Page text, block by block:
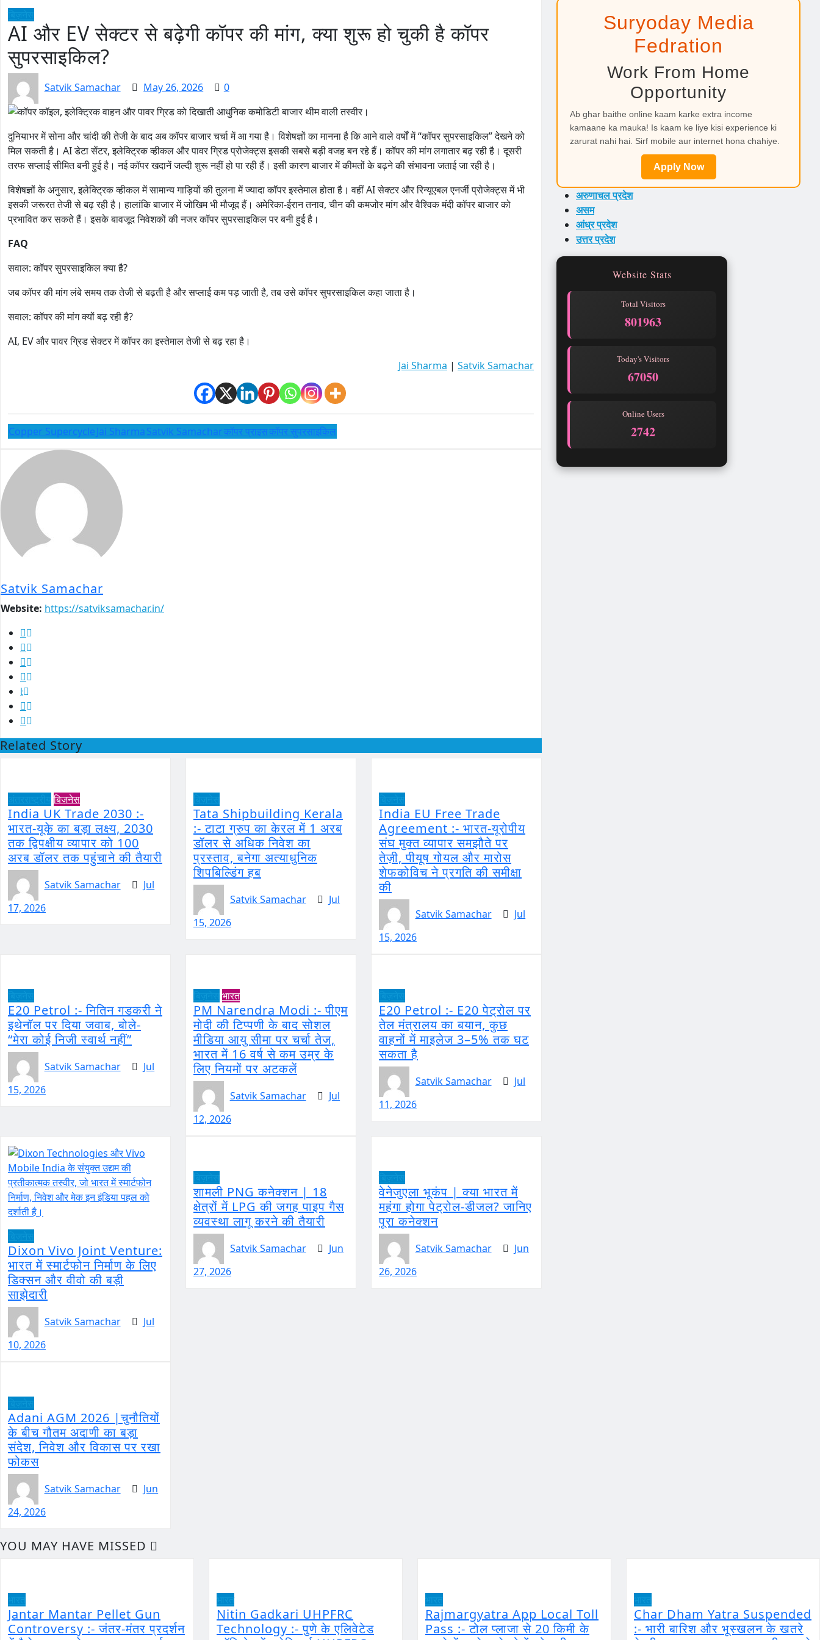
AI और EV सेक्टर से बढ़ेगी कॉपर की मांग, क्या शुरू हो चुकी है कॉपर
सुपरसाइकिल?
Satvik Samachar May 26, 2026 0
दुनियाभर में सोना और चांदी की तेजी के बाद अब कॉपर बाजार चर्चा में आ गया है। विशेषज्ञों का मानना है कि आने वाले वर्षों में “कॉपर सुपरसाइकिल” देखने को
मिल सकती है। AI डेटा सेंटर, इलेक्ट्रिक व्हीकल और पावर ग्रिड प्रोजेक्ट्स इसकी सबसे बड़ी वजह बन रहे हैं। कॉपर की मांग लगातार बढ़ रही है। दूसरी
तरफ सप्लाई सीमित बनी हुई है। नई कॉपर खदानें जल्दी शुरू नहीं हो पा रही हैं। इसी कारण बाजार में कीमतों के बढ़ने की संभावना जताई जा रही है।
विशेषज्ञों के अनुसार, इलेक्ट्रिक व्हीकल में सामान्य गाड़ियों की तुलना में ज्यादा कॉपर इस्तेमाल होता है। वहीं AI सेक्टर और रिन्यूएबल एनर्जी प्रोजेक्ट्स में भी
इसकी जरूरत तेजी से बढ़ रही है। हालांकि बाजार में जोखिम भी मौजूद हैं। अमेरिका-ईरान तनाव, चीन की कमजोर मांग और वैश्विक मंदी कॉपर बाजार को
प्रभावित कर सकते हैं। इसके बावजूद निवेशकों की नजर कॉपर सुपरसाइकिल पर बनी हुई है।
FAQ
सवाल: कॉपर सुपरसाइकिल क्या है?
जब कॉपर की मांग लंबे समय तक तेजी से बढ़ती है और सप्लाई कम पड़ जाती है, तब उसे कॉपर सुपरसाइकिल कहा जाता है।
सवाल: कॉपर की मांग क्यों बढ़ रही है?
AI, EV और पावर ग्रिड सेक्टर में कॉपर का इस्तेमाल तेजी से बढ़ रहा है।
Jai Sharma | Satvik Samachar
Copper SupercycleJai SharmaSatvik Samacharकॉपर प्राइसकॉपर सुपरसाइकिल
Satvik Samachar
Website: https://satviksamachar.in/
Related Story
बिज़नेस
India UK Trade 2030 :-
भारत-यूके का बड़ा लक्ष्य, 2030
तक द्विपक्षीय व्यापार को 100
अरब डॉलर तक पहुंचाने की तैयारी
Satvik Samachar
Jul
17, 2026
बिज़नेस
Tata Shipbuilding Kerala
:- टाटा ग्रुप का केरल में 1 अरब
डॉलर से अधिक निवेश का
प्रस्ताव, बनेगा अत्याधुनिक
शिपबिल्डिंग हब
Satvik Samachar
Jul
15, 2026
बिज़नेस
India EU Free Trade
Agreement :- भारत-यूरोपीय
संघ मुक्त व्यापार समझौते पर
तेज़ी, पीयूष गोयल और मारोस
शेफकोविच ने प्रगति की समीक्षा
की
Satvik Samachar
Jul
15, 2026
E20 Petrol :- नितिन गडकरी ने
इथेनॉल पर दिया जवाब, बोले-
“मेरा कोई निजी स्वार्थ नहीं”
Satvik Samachar
Jul
15, 2026
बिज़नेस भारत
PM Narendra Modi :- पीएम
मोदी की टिप्पणी के बाद सोशल
मीडिया आयु सीमा पर चर्चा तेज,
भारत में 16 वर्ष से कम उम्र के
लिए नियमों पर अटकलें
Satvik Samachar
Jul
12, 2026
बिज़नेस
E20 Petrol :- E20 पेट्रोल पर
तेल मंत्रालय का बयान, कुछ
वाहनों में माइलेज 3–5% तक घट
सकता है
Satvik Samachar
Jul
11, 2026
Dixon Vivo Joint Venture:
भारत में स्मार्टफोन निर्माण के लिए
डिक्सन और वीवो की बड़ी
साझेदारी
Satvik Samachar
Jul
10, 2026
बिज़नेस
शामली PNG कनेक्शन | 18
क्षेत्रों में LPG की जगह पाइप गैस
व्यवस्था लागू करने की तैयारी
Satvik Samachar
Jun
27, 2026
बिज़नेस
वेनेजुएला भूकंप | क्या भारत में
महंगा होगा पेट्रोल-डीजल? जानिए
पूरा कनेक्शन
Satvik Samachar
Jun
26, 2026
Adani AGM 2026 |चुनौतियों
के बीच गौतम अदाणी का बड़ा
संदेश, निवेश और विकास पर रखा
फोकस
Satvik Samachar
Jun
24, 2026
Suryoday Media
Fedration
Work From Home
Opportunity
Ab ghar baithe online kaam karke extra income
kamaane ka mauka! Is kaam ke liye kisi experience ki
zarurat nahi hai. Sirf mobile aur internet hona chahiye.
Apply Now
अरुणाचल प्रदेश
असम
आंध्र प्रदेश
उत्तर प्रदेश
Website Stats
Total Visitors
801963
Today's Visitors
67050
Online Users
2742
YOU MAY HAVE MISSED
Jantar Mantar Pellet Gun
Controversy :- जंतर-मंतर प्रदर्शन
Nitin Gadkari UHPFRC
Technology :- पुणे के एलिवेटेड
Rajmargyatra App Local Toll
Pass :- टोल प्लाजा से 20 किमी के
Char Dham Yatra Suspended
:- भारी बारिश और भूस्खलन के खतरे